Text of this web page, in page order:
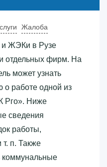
Жалоба
ЖЭКи в Рузе
отдельных фирм. На
может узнать
работе одной из
Рго»‎. Ниже
сведения
работы,
т. п. Также
коммунальные